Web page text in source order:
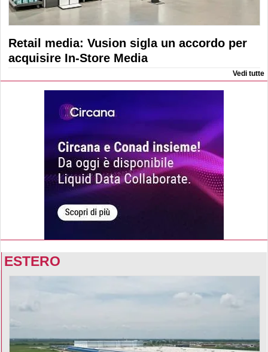
Retail media: Vusion sigla un accordo per
acquisire In-Store Media
Vedi tutte
ESTERO